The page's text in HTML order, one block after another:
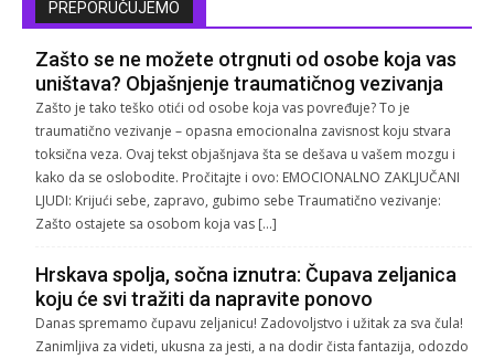
PREPORUČUJEMO
Zašto se ne možete otrgnuti od osobe koja vas
uništava? Objašnjenje traumatičnog vezivanja
Zašto je tako teško otići od osobe koja vas povređuje? To je
traumatično vezivanje – opasna emocionalna zavisnost koju stvara
toksična veza. Ovaj tekst objašnjava šta se dešava u vašem mozgu i
kako da se oslobodite. Pročitajte i ovo: EMOCIONALNO ZAKLJUČANI
LJUDI: Krijući sebe, zapravo, gubimo sebe Traumatično vezivanje:
Zašto ostajete sa osobom koja vas […]
Hrskava spolja, sočna iznutra: Čupava zeljanica
koju će svi tražiti da napravite ponovo
Danas spremamo čupavu zeljanicu! Zadovoljstvo i užitak za sva čula!
Zanimljiva za videti, ukusna za jesti, a na dodir čista fantazija, odozdo